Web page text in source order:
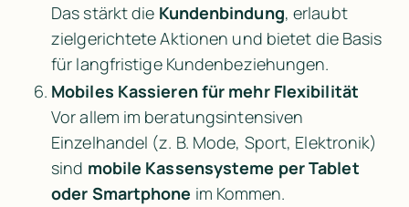
Das stärkt die Kundenbindung, erlaubt
zielgerichtete Aktionen und bietet die Basis
für langfristige Kundenbeziehungen.
Mobiles Kassieren für mehr Flexibilität
Vor allem im beratungsintensiven
Einzelhandel (z. B. Mode, Sport, Elektronik)
sind mobile Kassensysteme per Tablet
oder Smartphone im Kommen.